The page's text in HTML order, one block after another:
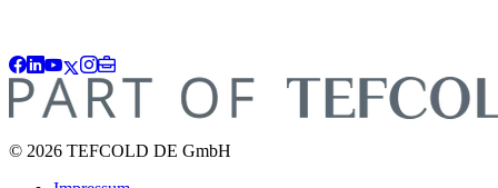
© 2026 TEFCOLD DE GmbH